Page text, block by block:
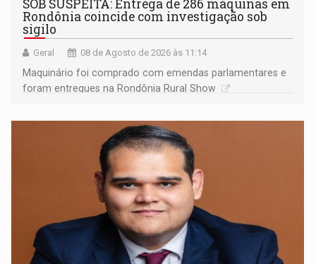
SOB SUSPEITA: Entrega de 286 máquinas em
Rondônia coincide com investigação sob
sigilo
Geral 08 de Agosto de 2026 às 11:14
Maquinário foi comprado com emendas parlamentares e
foram entregues na Rondônia Rural Show